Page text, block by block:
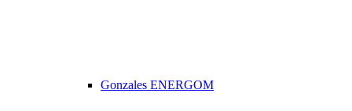
Gonzales ENERGOM